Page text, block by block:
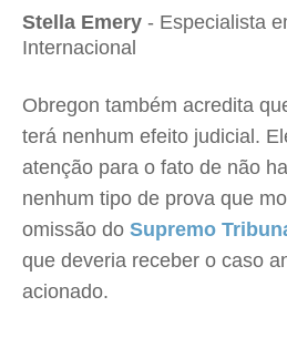
Stella Emery - Especialista
Internacional
Obregon também acredita
terá nenhum efeito judicial.
atenção para o fato de não
nenhum tipo de prova que
omissão do Supremo
que deveria receber o caso
acionado.